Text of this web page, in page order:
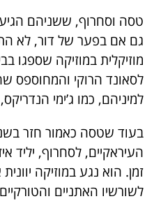
טסה וסחרוף, ששניהם
גם אם בפער של דור, לא
מוזיקלית במוזיקה שספגו
לסאונד הרוקי והמחוספס
למיניהם, כמו ג’ימי
העיראקיים, לסחרוף, יליד
זמן. הוא נגע במוזיקה
לשורשיו האתניים